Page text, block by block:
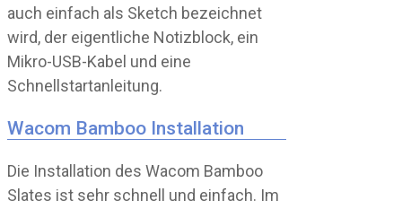
auch einfach als Sketch bezeichnet
wird, der eigentliche Notizblock, ein
Mikro-USB-Kabel und eine
Schnellstartanleitung.
Wacom Bamboo Installation
Die Installation des Wacom Bamboo
Slates ist sehr schnell und einfach. Im